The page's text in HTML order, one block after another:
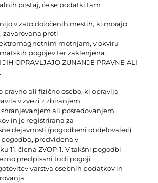
postaj, če se podatki tam
v zato določenih mestih, ki morajo
zavarovana proti
motnjam, v okviru
pogojev ter zaklenjena.
JIH OPRAVLJAJO ZUNANJE PRAVNE ALI
pravno ali fizično osebo, ki opravlja
v zvezi z zbiranjem,
ali posredovanjem
in je registrirana za
dejavnosti (pogodbeni obdelovalec),
pogodba, predvidena v
11. člena ZVOP-1. V takšni pogodbi
predpisani tudi pogoji
varstva osebnih podatkov in